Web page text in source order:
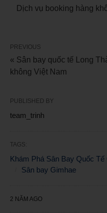
Dịch vụ booking hàng
PREVIOUS
« Sân bay quốc tế Long
không Việt Nam
PUBLISHED BY
team_trinh
TAGS:
Khám Phá Sân Bay Quốc
Sân bay Gimhae
2 NĂM AGO